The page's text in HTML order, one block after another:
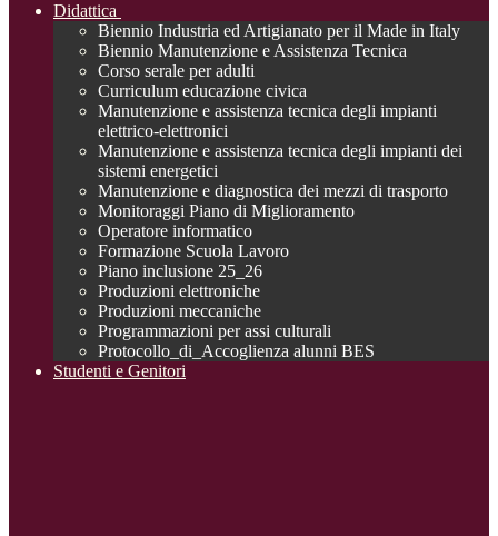
Didattica
Biennio Industria ed Artigianato per il Made in Italy
Biennio Manutenzione e Assistenza Tecnica
Corso serale per adulti
Curriculum educazione civica
Manutenzione e assistenza tecnica degli impianti
elettrico-elettronici
Manutenzione e assistenza tecnica degli impianti dei
sistemi energetici
Manutenzione e diagnostica dei mezzi di trasporto
Monitoraggi Piano di Miglioramento
Operatore informatico
Formazione Scuola Lavoro
Piano inclusione 25_26
Produzioni elettroniche
Produzioni meccaniche
Programmazioni per assi culturali
Protocollo_di_Accoglienza alunni BES
Studenti e Genitori